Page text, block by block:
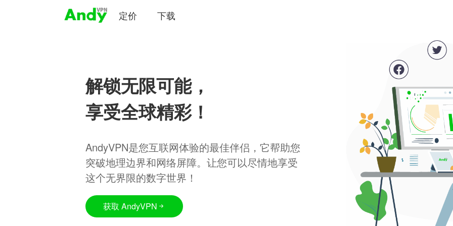
定价 下载
解锁无限可能，
享受全球精彩！
AndyVPN是您互联网体验的最佳伴侣，它帮助您
突破地理边界和网络屏障。让您可以尽情地享受
这个无界限的数字世界！
获取 AndyVPN